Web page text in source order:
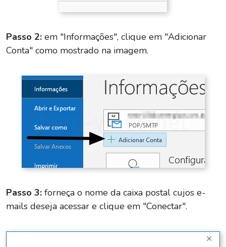
Passo 2: em "Informações", clique em "Adicionar
Conta" como mostrado na imagem.
Passo 3: forneça o nome da caixa postal cujos e-
mails deseja acessar e clique em "Conectar".